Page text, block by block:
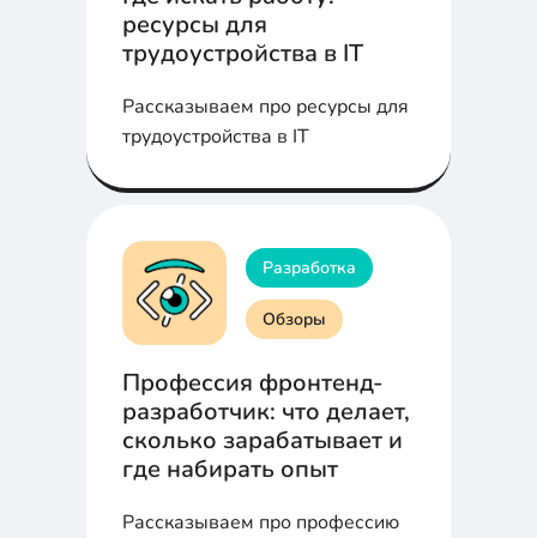
ресурсы для
трудоустройства в IT
Рассказываем про ресурсы для
трудоустройства в IT
Разработка
Обзоры
Профессия фронтенд-
разработчик: что делает,
сколько зарабатывает и
где набирать опыт
Рассказываем про профессию